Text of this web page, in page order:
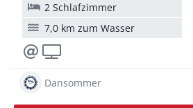
2 Schlafzimmer
7,0 km zum Wasser
Dansommer